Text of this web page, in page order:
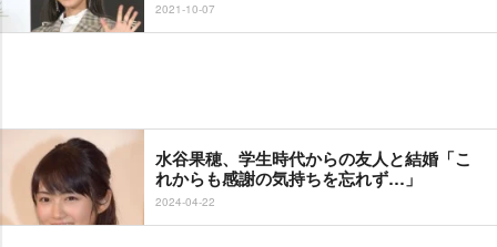
2021-10-07
水谷果穂、学生時代からの友人と結婚「こ
れからも感謝の気持ちを忘れず…」
2024-04-22